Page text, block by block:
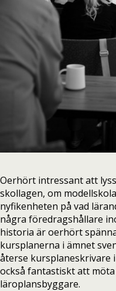
Oerhört intressant att
skollagen, om
nyfikenheten på vad
några föredragshållare
historia är oerhört
kursplanerna i ämnet
återse kursplaneskrivare
också fantastiskt att
läroplansbyggare.